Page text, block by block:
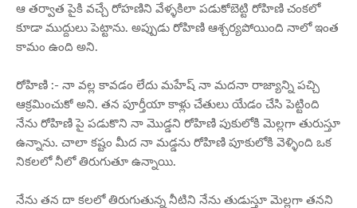
ఆ తర్వాత పైకి వచ్చే రోహణిని వేళ్ళకిలా పడుకోబెట్టి రోహిణి చంకలో
కూడా ముద్దులు పెట్టాను. అప్పుడు రోహిణి ఆశ్చర్యపోయింది నాలో ఇంత
కామం ఉంది అని.
రోహిణి :- నా వల్ల కావడం లేదు మహేష్ నా మదనా రాజ్యాన్ని పచ్చి
ఆక్రమించుకో అని. తన పూర్తీయా కాళ్లు చేతులు యేడం చేసి పెట్టింది
నేను రోహిణి పై పడుకొని నా మొడ్డని రోహిణి పుకులోకి మెల్లగా తురుస్తూ
ఉన్నాను. చాలా కష్టం మీద నా మడ్డను రోహిణి పూకులోకి వెళ్ళింది ఒక
నికలలో నీలో తిరుగుతూ ఉన్నాయి.
నేను తన దా కలలో తిరుగుతున్న నీటిని నేను తుడుస్తూ మెల్లగా తనని